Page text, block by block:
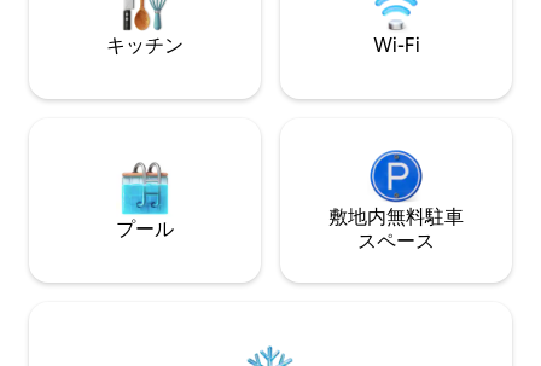
と信じています。
キッチン Wi-Fi
プール
敷地内無料駐⁠車
ス⁠ペ⁠ー⁠ス